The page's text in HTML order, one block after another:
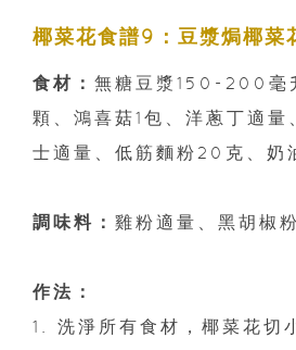
椰菜花食譜9：豆漿焗椰菜
食材： 無糖豆漿150-200毫
顆、鴻喜菇1包、洋蔥丁適量
士適量、低筋麵粉20克、奶
調味料： 雞粉適量、黑胡椒
作法：
1. 洗淨所有食材，椰菜花切